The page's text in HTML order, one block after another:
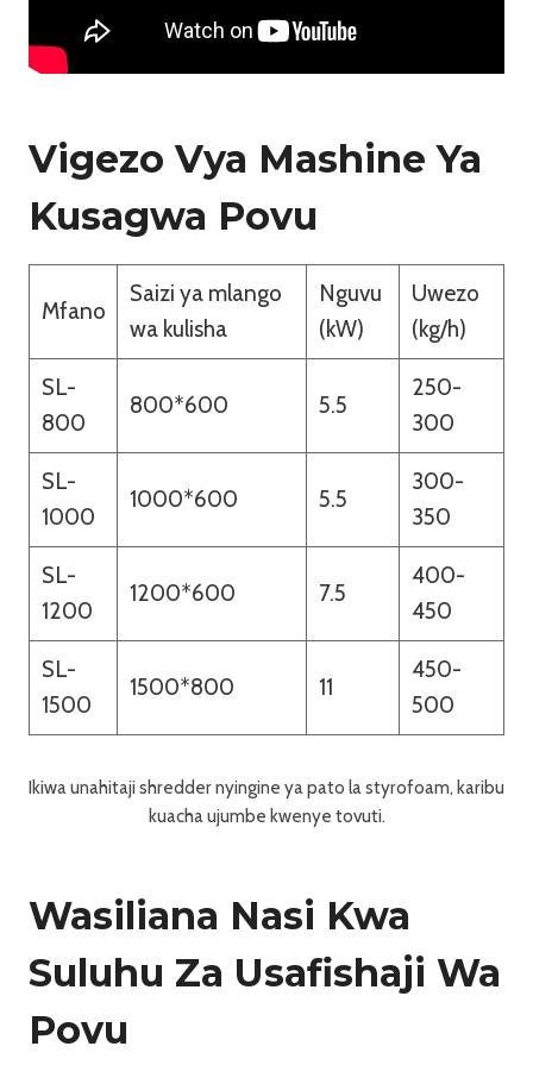
Vigezo Vya Mashine Ya
Kusagwa Povu
Mfano
Saizi ya mlango
wa kulisha
Nguvu
(kW)
Uwezo
(kg/h)
SL-
800
800*600 5.5
250-
300
SL-
1000
1000*600 5.5
300-
350
SL-
1200
1200*600 7.5
400-
450
SL-
1500
1500*800 11
450-
500
Ikiwa unahitaji shredder nyingine ya pato la styrofoam, karibu
kuacha ujumbe kwenye tovuti.
Wasiliana Nasi Kwa
Suluhu Za Usafishaji Wa
Povu